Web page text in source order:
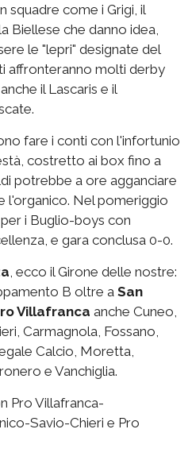
squadre come i Grigi, il
Biellese che danno idea,
le "lepri" designate del
affronteranno molti derby
il Lascaris e il
fare i conti con l'infortunio
costretto ai box fino a
potrebbe a ore agganciare
l'organico. Nel pomeriggio
i Buglio-boys con
e gara conclusa 0-0.
, ecco il Girone delle nostre:
B oltre a San
Villafranca anche Cuneo,
Carmagnola, Fossano,
Calcio, Moretta,
e Vanchiglia.
Pro Villafranca-
Savio-Chieri e Pro